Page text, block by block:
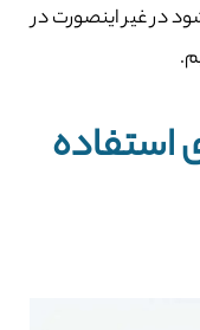
در غیر اینصورت در
استفاده